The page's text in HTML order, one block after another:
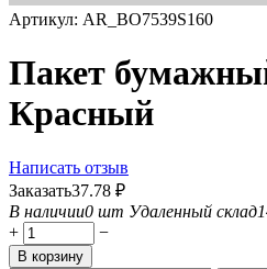
Артикул: AR_BO7539S160
Пакет
Красный
Написать отзыв
Заказать37.78 ₽
В наличии0 шт Удаленный склад
+
−
В корзину